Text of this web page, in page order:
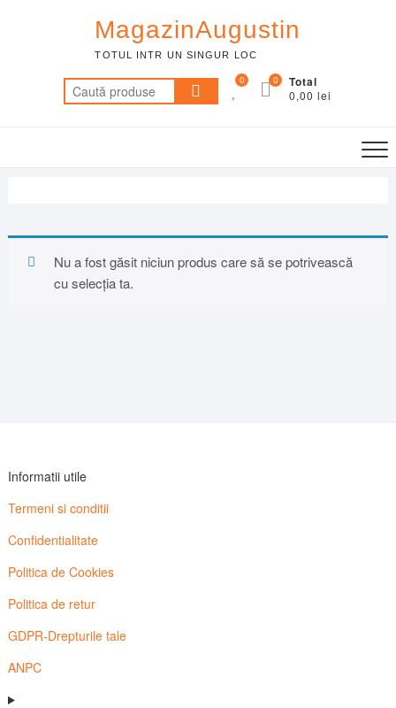
MagazinAugustin
TOTUL INTR UN SINGUR LOC
Caută
după:
0 Total
0,00 lei
0
Nu a fost găsit niciun produs care să se potrivească
cu selecția ta.
Informatii utile
Termeni si conditii
Confidentialitate
Politica de Cookies
Politica de retur
GDPR-Drepturile tale
ANPC